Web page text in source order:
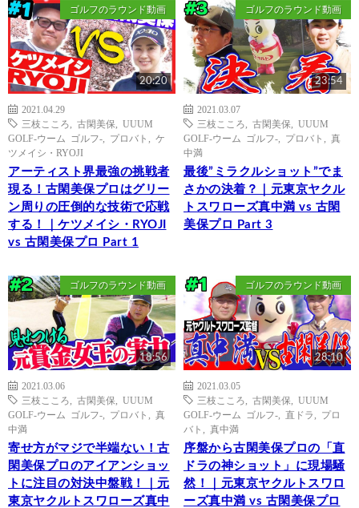
ゴルフのラウンド動画
20:20
2021.04.29
三枝こころ
古閑美保
UUUM
GOLF-ウーム ゴルフ-
プロバト
ケ
ツメイシ・RYOJI
アーティスト界最強の挑戦者
現る！古閑美保プロはグリー
ン周りの圧倒的な技術で応戦
する！｜ケツメイシ・RYOJI
vs 古閑美保プロ Part 1
ゴルフのラウンド動画
23:54
2021.03.07
三枝こころ
古閑美保
UUUM
GOLF-ウーム ゴルフ-
プロバト
真
中満
最後”ミラクルショット”でま
さかの決着？｜元東京ヤクル
トスワローズ真中満 vs 古閑
美保プロ Part 3
ゴルフのラウンド動画
18:56
2021.03.06
三枝こころ
古閑美保
UUUM
GOLF-ウーム ゴルフ-
プロバト
真
中満
寄せ方がマジで半端ない！古
閑美保プロのアイアンショッ
トに注目の対決中盤戦！｜元
東京ヤクルトスワローズ真中
ゴルフのラウンド動画
28:10
2021.03.05
三枝こころ
古閑美保
UUUM
GOLF-ウーム ゴルフ-
直ドラ
プロ
バト
真中満
序盤から古閑美保プロの「直
ドラの神ショット」に現場騒
然！｜元東京ヤクルトスワロ
ーズ真中満 vs 古閑美保プロ